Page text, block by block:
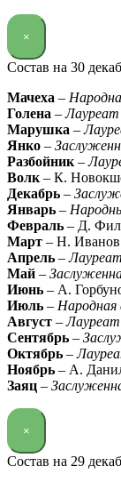
×
Состав на 30
Мачеха –
Голена –Лауреат
Марушка –
Янко –
Разбойник –
Волк – К.
Декабрь –
Январь –
Февраль – Д.
Март – Н. Иванов
Апрель –
Май –
Июнь – А.
Июль –
Август –Лауреат
Сентябрь –
Октябрь –
Ноябрь – А.
Заяц –
×
Состав на 29